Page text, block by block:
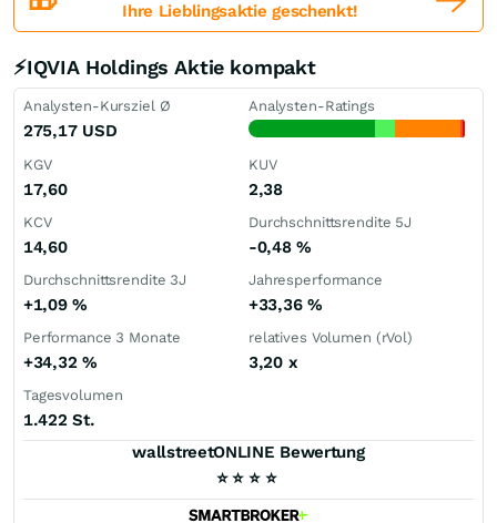
Ihre Lieblingsaktie geschenkt!
⚡IQVIA Holdings Aktie kompakt
Analysten-Kursziel Ø
275,17 USD
Analysten-Ratings
KGV
17,60
KUV
2,38
KCV
14,60
Durchschnittsrendite 5J
-0,48%
Durchschnittsrendite 3J
+1,09%
Jahresperformance
+33,36 %
Performance 3 Monate
+34,32 %
relatives Volumen (rVol)
3,20 x
Tagesvolumen
1.422 St.
wallstreetONLINE Bewertung
⭐ ⭐ ⭐ ⭐